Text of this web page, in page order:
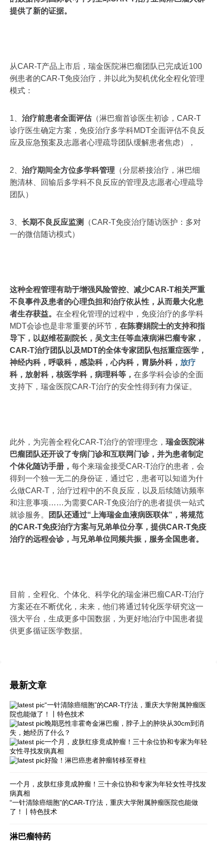
提供了新的证据。
从CAR-T产品上市后，瑞金医院淋巴瘤团队已完成近100
例患者的CAR-T免疫治疗，并以此为契机优化全程化管理
模式：
1、 治疗前患者全面评估（淋巴瘤首诊医生初诊，CAR-T
诊疗医生确定方案，免疫治疗多学科MDT全面评估不良反
应及应急预案及志愿者心理疏导团队缓解患者焦虑），
2、 治疗期间全方位多学科管理 （分层桥接治疗，淋巴细
胞清林、回输后多学科不良反应的管理及志愿者心理疏导
团队）
3、 长期不良反应监测
（CAR-T免疫治疗随访医护：多对
一的微信随访模式）
这种全程管理有助于增强风险管控、减少CAR-T相关严重
不良事件及患者的心理负担和治疗依从性，从而最大化患
者生存获益。 在全程化管理的过程中，免疫治疗的多学科
MDT会诊也是非常重要的环节， 在陈赛娟院士的支持和指
导下，以赵维莅副院长，吴文主任等血液病淋巴瘤专家，
CAR-T治疗团队以及MDT的全体专家团队包括重症医学，
神经内科，呼吸科，感染科，心内科，胃肠外科， 放疗
科，放射科，核医学科，病理科等， 在多学科会诊的全面
支持下，瑞金医院CAR-T治疗的安全性得到有力保证。
此外，为完善全程化CAR-T治疗的管理理念， 瑞金医院淋
巴瘤团队还开设了专病门诊和互联网门诊，并为患者制定
个体化随访手册， 每个来瑞金接受CAR-T治疗的患者，会
得到一个独一无二的身份证，通过它，患者可以知道为什
么做CAR-T，治疗过程中的不良反应，以及后续随访频率
和注意事项……为需要CAR-T免疫治疗的患者提供一站式
就诊服务。
团队还通过“上海瑞金血液病医联体”，将规范
的CAR-T免疫治疗方案与兄弟单位分享，提供CAR-T免疫
治疗的远程会诊，与兄弟单位同频共振，服务全国患者。
目前，全程化、个体化、科学化的瑞金淋巴瘤CAR-T治疗
方案还在不断优化，未来，他们将通过转化医学研究这一
强大平台，生成更多中国数据，为更好地治疗中国患者提
供更多循证医学数据。
最新文章
“一针清除癌细胞”的CAR-T疗法，重庆大学附属肿瘤医
院也能做了！丨特色技术
晚期恶性非霍奇金淋巴瘤，脖子上的肿块从30cm到消
失，她经历了什么？
一个月，皮肤红疹竟成肿瘤！三十余位协和专家为年轻
女性寻找发病真相
好险！淋巴癌患者肿瘤转移至脊柱
一个月，皮肤红疹竟成肿瘤！三十余位协和专家为年轻女性寻找发
病真相
“一针清除癌细胞”的CAR-T疗法，重庆大学附属肿瘤医院也能做
了！丨特色技术
淋巴瘤特药